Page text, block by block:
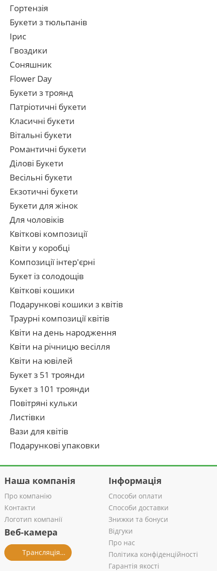
Гортензія
Букети з тюльпанів
Ірис
Гвоздики
Соняшник
Flower Day
Букети з троянд
Патріотичні букети
Класичні букети
Вітальні букети
Романтичні букети
Ділові Букети
Весільні букети
Екзотичні букети
Букети для жінок
Для чоловіків
Квіткові композиції
Квіти у коробці
Композиції інтер'єрні
Букет із солодощів
Квіткові кошики
Подарункові кошики з квітів
Траурні композиції квітів
Квіти на день народження
Квіти на річницю весілля
Квіти на ювілей
Букет з 51 троянди
Букет з 101 троянди
Повітряні кульки
Листівки
Вази для квітів
Подарункові упаковки
Наша компанія
Про компанію
Контакти
Логотип компанії
Веб-камера
Трансляція із салону
Інформація
Способи оплати
Способи доставки
Знижки та бонуси
Відгуки
Про нас
Політика конфіденційності
Гарантія якості